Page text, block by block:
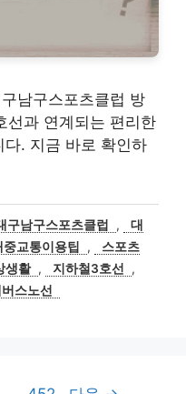
남구스포츠클럽 방
선과 연계되는 편리한
. 지금 바로 확인하
구남구스포츠클럽 ,
대
중교통이용팁 ,
스포츠
생활 , 지하철3호선
,
스노선